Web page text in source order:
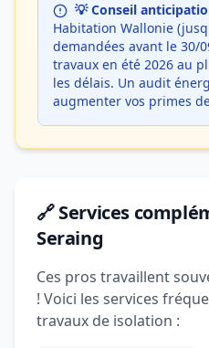
💡 Conseil
Habitation Wallonie
demandées avant le 30/
travaux en été 2026 au
les délais. Un audit
augmenter vos primes
🔗 Services
Seraing
Ces pros travaillent
! Voici les services
travaux de isolation :